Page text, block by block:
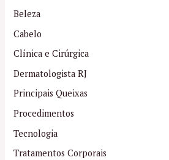
Beleza
Cabelo
Clínica e Cirúrgica
Dermatologista RJ
Principais Queixas
Procedimentos
Tecnologia
Tratamentos Corporais